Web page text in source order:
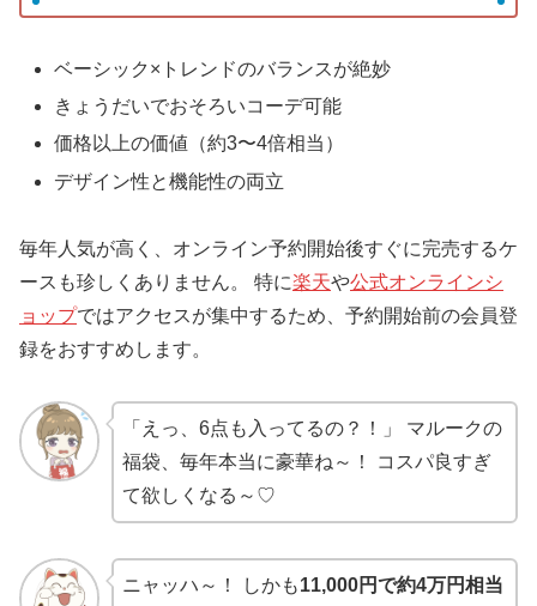
ベーシック×トレンドのバランスが絶妙
きょうだいでおそろいコーデ可能
価格以上の価値（約3〜4倍相当）
デザイン性と機能性の両立
毎年人気が高く、オンライン予約開始後すぐに完売するケ
ースも珍しくありません。 特に楽天や公式オンラインシ
ョップではアクセスが集中するため、予約開始前の会員登
録をおすすめします。
「えっ、6点も入ってるの？！」 マルークの
福袋、毎年本当に豪華ね～！ コスパ良すぎ
て欲しくなる～♡
ニャッハ～！ しかも11,000円で約4万円相当